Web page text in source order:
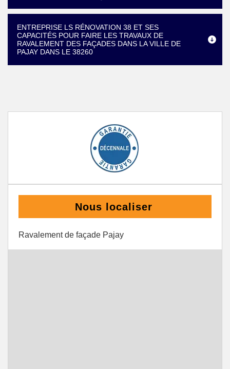
ENTREPRISE LS RÉNOVATION 38 ET SES
CAPACITÉS POUR FAIRE LES TRAVAUX DE
RAVALEMENT DES FAÇADES DANS LA VILLE DE
PAJAY DANS LE 38260
Nous localiser
Ravalement de façade Pajay